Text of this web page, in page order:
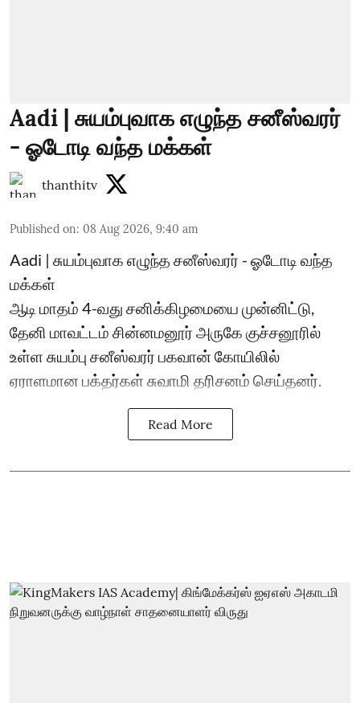
Aadi | சுயம்புவாக எழுந்த சனீஸ்வரர்
- ஓடோடி வந்த மக்கள்
thanthitv
Published on: 08 Aug 2026, 9:40 am
Aadi | சுயம்புவாக எழுந்த சனீஸ்வரர் - ஓடோடி வந்த
மக்கள்
ஆடி மாதம் 4-வது சனிக்கிழமையை முன்னிட்டு,
தேனி மாவட்டம் சின்னமனூர் அருகே குச்சனூரில்
உள்ள சுயம்பு சனீஸ்வரர் பகவான் கோயிலில்
ஏராளமான பக்தர்கள் சுவாமி தரிசனம் செய்தனர்.
Read More